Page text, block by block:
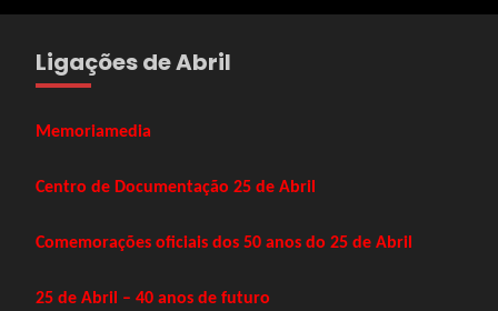
Ligações de Abril
Memoriamedia
Centro de Documentação 25 de Abril
Comemorações oficiais dos 50 anos do 25 de Abril
25 de Abril – 40 anos de futuro